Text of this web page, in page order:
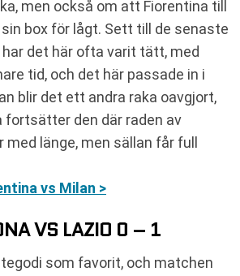
men också om att Fiorentina till
box för lågt. Sett till de senaste
det här ofta varit tätt, med
tid, och det här passade in i
blir det ett andra raka oavgjort,
fortsätter den där raden av
länge, men sällan får full
vs Milan >
VS LAZIO 0 – 1
som favorit, och matchen